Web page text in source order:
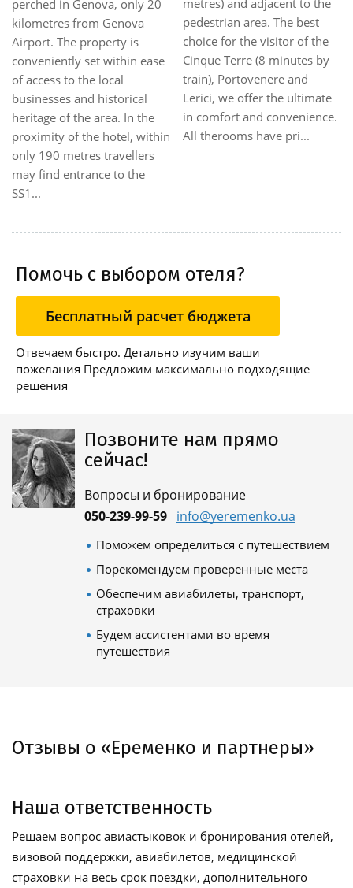
area. The best
the visitor of the
(8 minutes by
and
offer the ultimate
and convenience.
have pri...
view over
Rapallo.
equipped
hairdryer
Free Wifi.
meters
Помочь с выбором отеля?
Бесплатный расчет бюджета
Отвечаем быстро. Детально изучим ваши
пожелания Предложим максимально подходящие
решения
Позвоните нам прямо
сейчас!
Вопросы и бронирование
050-239-99-59 info@yeremenko.ua
Поможем определиться с путешествием
Порекомендуем проверенные места
Обеспечим авиабилеты, транспорт,
страховки
Будем ассистентами во время
путешествия
Отзывы о «Еременко и партнеры»
Наша ответственность
Решаем вопрос авиастыковок и бронирования отелей,
визовой поддержки, авиабилетов, медицинской
страховки на весь срок поездки, дополнительного